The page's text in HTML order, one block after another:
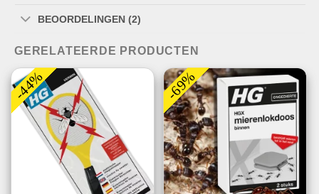
BEOORDELINGEN (2)
GERELATEERDE PRODUCTEN
-44% -69%